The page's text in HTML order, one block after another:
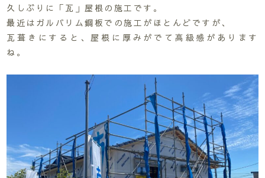
久しぶりに「瓦」屋根の施工です。
最近はガルバリム鋼板での施工がほとんどですが、
瓦葺きにすると、屋根に厚みがでて高級感があります
ね。